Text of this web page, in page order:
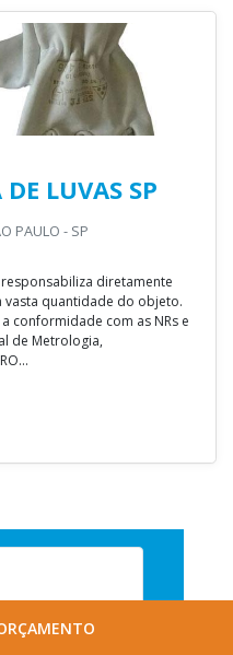
LUVAS SP
PAULO - SP
diretamente
vasta quantidade do objeto.
conformidade com as NRs e
de Metrologia,